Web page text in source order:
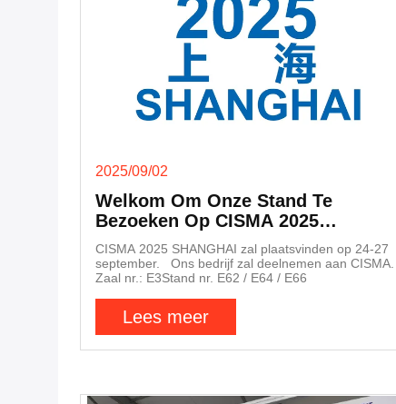
2025/09/02
Welkom Om Onze Stand Te
Bezoeken Op CISMA 2025
Shanghai
CISMA 2025 SHANGHAI zal plaatsvinden op 24-27
september. Ons bedrijf zal deelnemen aan CISMA.
Zaal nr.: E3Stand nr. E62 / E64 / E66
Lees meer